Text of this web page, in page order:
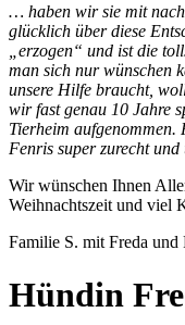
… haben wir sie mit
glücklich über diese
„erzogen“ und ist die
man sich nur wünschen
unsere Hilfe braucht,
wir fast genau 10 Jahre
Tierheim aufgenommen.
Fenris super zurecht
Wir wünschen Ihnen
Weihnachtszeit und viel
Familie S. mit Freda und
Hündin